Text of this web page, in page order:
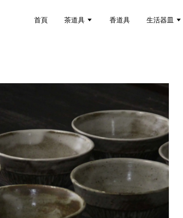
首頁 茶道具 香道具 生活器皿